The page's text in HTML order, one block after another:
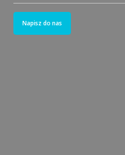
Napisz do nas